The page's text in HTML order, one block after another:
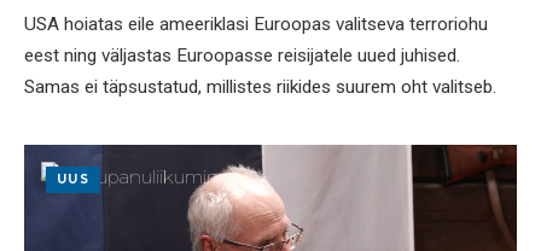
USA hoiatas eile ameeriklasi Euroopas valitseva terroriohu
eest ning väljastas Euroopasse reisijatele uued juhised.
Samas ei täpsustatud, millistes riikides suurem oht valitseb.
UUS